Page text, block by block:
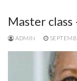
Master
ADMIN